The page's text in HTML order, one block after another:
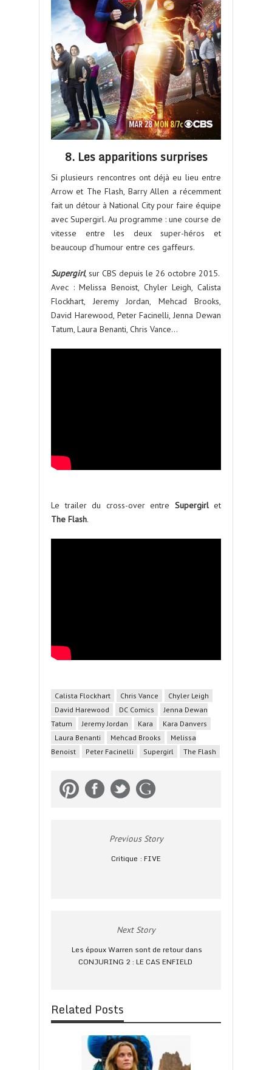
8. Les apparitions surprises
Si plusieurs rencontres ont déjà eu lieu entre
Arrow et The Flash, Barry Allen a récemment
fait un détour à National City pour faire équipe
avec Supergirl. Au programme : une course de
vitesse entre les deux super-héros et
beaucoup d’humour entre ces gaffeurs.
Supergirl, sur CBS depuis le 26 octobre 2015.
Avec : Melissa Benoist, Chyler Leigh, Calista
Flockhart, Jeremy Jordan, Mehcad Brooks,
David Harewood, Peter Facinelli, Jenna Dewan
Tatum, Laura Benanti, Chris Vance…
Le trailer du cross-over entre Supergirlet
The Flash.
Calista Flockhart Chris Vance
Chyler Leigh
David Harewood
DC Comics
Jenna Dewan
Tatum
Jeremy Jordan Kara
Kara Danvers
Laura Benanti
Mehcad Brooks
Melissa
Benoist
Peter Facinelli Supergirl The Flash
Previous Story
Critique : FIVE
Next Story
Les époux Warren sont de retour dans
CONJURING 2 : LE CAS ENFIELD
Related Posts